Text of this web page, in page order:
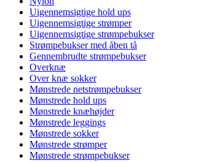
Uigennemsigtige hold ups
Uigennemsigtige strømper
Uigennemsigtige strømpebukser
Strømpebukser med åben tå
Gennembrudte strømpebukser
Overknæ
Over knæ sokker
Mønstrede netstrømpebukser
Mønstrede hold ups
Mønstrede knæhøjder
Mønstrede leggings
Mønstrede sokker
Mønstrede strømper
Mønstrede strømpebukser